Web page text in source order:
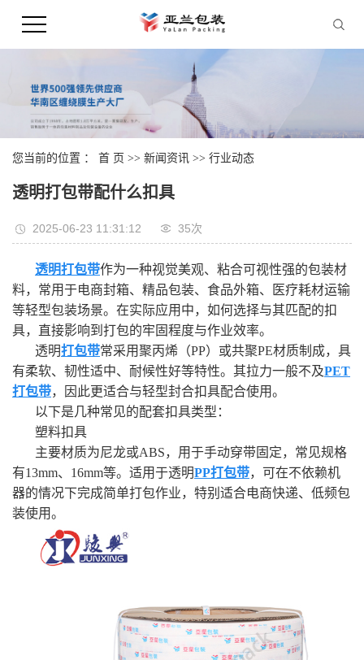
您当前的位置 ： 首 页 >> 新闻资讯 >> 行业动态
透明打包带配什么扣具
2025-06-23 11:31:12 35次
透明打包带作为一种视觉美观、粘合可视性强的包装材
料，常用于电商封箱、精品包装、食品外箱、医疗耗材运输
等轻型包装场景。在实际应用中，如何选择与其匹配的扣
具，直接影响到打包的牢固程度与作业效率。
透明打包带常采用聚丙烯（PP）或共聚PE材质制成，具
有柔软、韧性适中、耐候性好等特性。其拉力一般不及PET
打包带，因此更适合与轻型封合扣具配合使用。
以下是几种常见的配套扣具类型：
塑料扣具
主要材质为尼龙或ABS，用于手动穿带固定，常见规格
有13mm、16mm等。适用于透明PP打包带，可在不依赖机
器的情况下完成简单打包作业，特别适合电商快递、低频包
装使用。